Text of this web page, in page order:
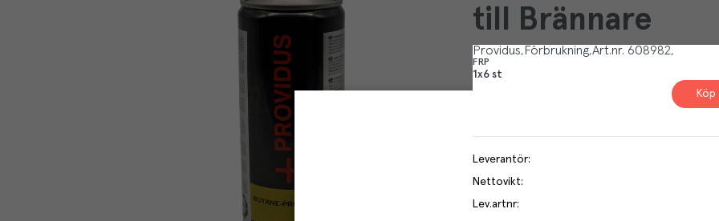
till Brännare
Providus Förbrukning Art.nr. 608982
FRP
1x6 st
Köp
Leverantör:
Nettovikt:
Lev.artnr: